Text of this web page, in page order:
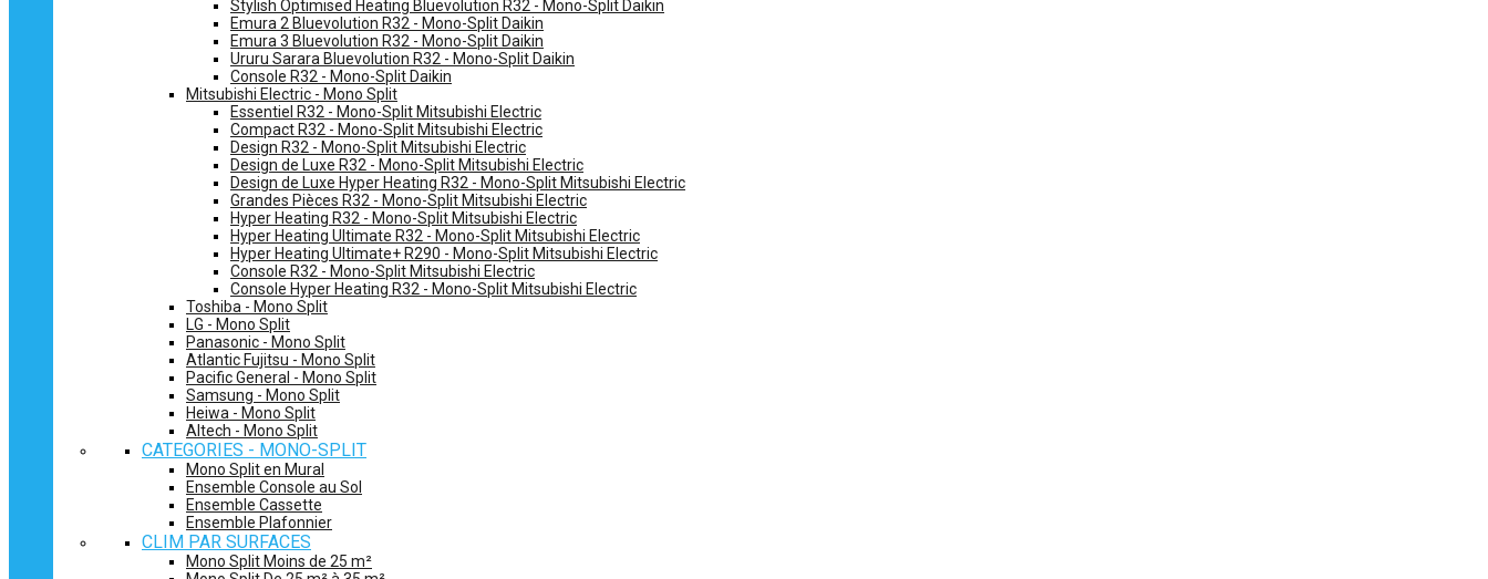
Stylish Optimised Heating Bluevolution R32 - Mono-Split Daikin
Emura 2 Bluevolution R32 - Mono-Split Daikin
Emura 3 Bluevolution R32 - Mono-Split Daikin
Ururu Sarara Bluevolution R32 - Mono-Split Daikin
Console R32 - Mono-Split Daikin
Mitsubishi Electric - Mono Split
Essentiel R32 - Mono-Split Mitsubishi Electric
Compact R32 - Mono-Split Mitsubishi Electric
Design R32 - Mono-Split Mitsubishi Electric
Design de Luxe R32 - Mono-Split Mitsubishi Electric
Design de Luxe Hyper Heating R32 - Mono-Split Mitsubishi Electric
Grandes Pièces R32 - Mono-Split Mitsubishi Electric
Hyper Heating R32 - Mono-Split Mitsubishi Electric
Hyper Heating Ultimate R32 - Mono-Split Mitsubishi Electric
Hyper Heating Ultimate+ R290 - Mono-Split Mitsubishi Electric
Console R32 - Mono-Split Mitsubishi Electric
Console Hyper Heating R32 - Mono-Split Mitsubishi Electric
Toshiba - Mono Split
LG - Mono Split
Panasonic - Mono Split
Atlantic Fujitsu - Mono Split
Pacific General - Mono Split
Samsung - Mono Split
Heiwa - Mono Split
Altech - Mono Split
CATEGORIES - MONO-SPLIT
Mono Split en Mural
Ensemble Console au Sol
Ensemble Cassette
Ensemble Plafonnier
CLIM PAR SURFACES
Mono Split Moins de 25 m²